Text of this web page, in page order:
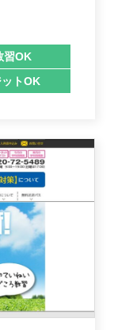
習OK
トOK